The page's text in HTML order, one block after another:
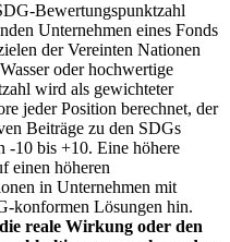
Bewertungspunktzahl
Unternehmen eines Fonds
der Vereinten Nationen
oder hochwertige
wird als gewichteter
jeder Position berechnet, der
Beiträge zu den SDGs
-10 bis +10. Eine höhere
einen höheren
in Unternehmen mit
konformen Lösungen hin.
reale Wirkung oder den